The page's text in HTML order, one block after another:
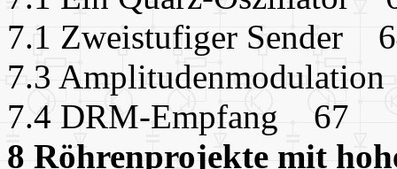
7.1 Zweistufiger Sender
7.3
7.4 DRM-Empfang 67
8 Röhrenprojekte mit